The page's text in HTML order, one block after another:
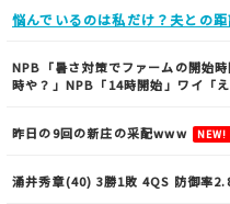
悩んでいるのは私だけ？夫との距
NPB「暑さ対策でファームの開始
時や？」NPB「14時開始」ワイ「
昨日の9回の新庄の采配www NEW!
涌井秀章(40) 3勝1敗 4QS 防御率